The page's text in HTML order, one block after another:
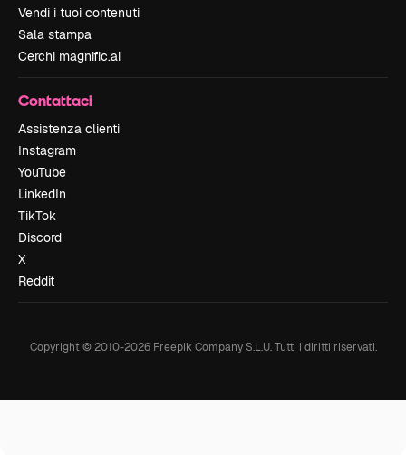
Vendi i tuoi contenuti
Sala stampa
Cerchi magnific.ai
Contattaci
Assistenza clienti
Instagram
YouTube
LinkedIn
TikTok
Discord
X
Reddit
Copyright © 2010-2026Freepik Company S.L.U. Tutti i diritti riservati.